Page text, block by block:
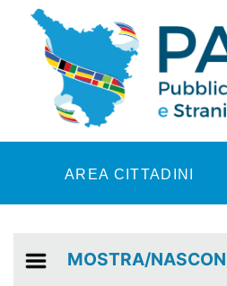
Skip to main content
AREA CITTADINI
MOSTRA/